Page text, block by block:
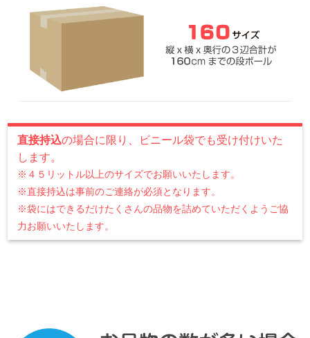
直接持込の場合に限り、ビニール袋でも受け付けいた
します。
※４５リットル以上のサイズでお願いいたします。
※直接持込は事前のご連絡が必須となります。
※袋にはできるだけたくさんの品物を詰めていただくようご協
力お願いいたします。